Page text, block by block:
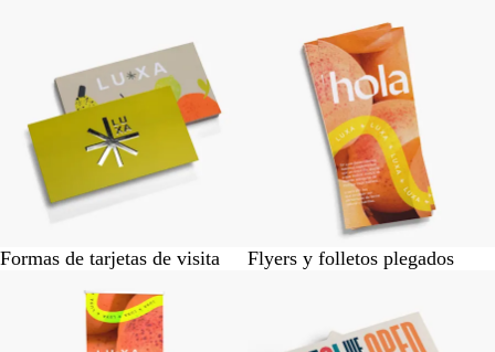
Formas de tarjetas de visita Flyers y folletos plegados